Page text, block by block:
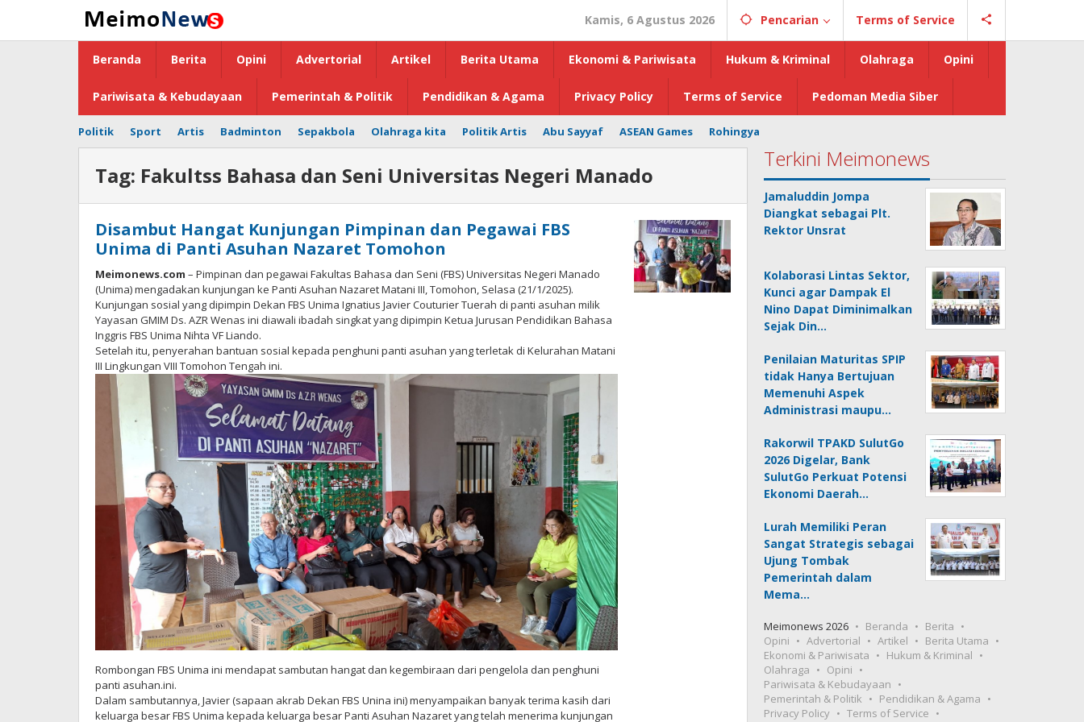
konten
Kamis, 6 Agustus 2026 Pencarian Terms of Service
Beranda Berita Opini Advertorial Artikel Berita Utama Ekonomi & Pariwisata Hukum & Kriminal Olahraga Opini
Pariwisata & Kebudayaan Pemerintah & Politik Pendidikan & Agama Privacy Policy Terms of Service Pedoman Media Siber
Politik Sport Artis Badminton Sepakbola Olahraga kita Politik Artis Abu Sayyaf ASEAN Games Rohingya
Tag: Fakultss Bahasa dan Seni Universitas Negeri Manado
Disambut Hangat Kunjungan Pimpinan dan Pegawai FBS
Unima di Panti Asuhan Nazaret Tomohon
Meimonews.com – Pimpinan dan pegawai Fakultas Bahasa dan Seni (FBS) Universitas Negeri Manado
(Unima) mengadakan kunjungan ke Panti Asuhan Nazaret Matani III, Tomohon, Selasa (21/1/2025).
Kunjungan sosial yang dipimpin Dekan FBS Unima Ignatius Javier Couturier Tuerah di panti asuhan milik
Yayasan GMIM Ds. AZR Wenas ini diawali ibadah singkat yang dipimpin Ketua Jurusan Pendidikan Bahasa
Inggris FBS Unima Nihta VF Liando.
Setelah itu, penyerahan bantuan sosial kepada penghuni panti asuhan yang terletak di Kelurahan Matani
III Lingkungan VIII Tomohon Tengah ini.
Rombongan FBS Unima ini mendapat sambutan hangat dan kegembiraan dari pengelola dan penghuni
panti asuhan.ini.
Dalam sambutannya, Javier (sapaan akrab Dekan FBS Unina ini) menyampaikan banyak terima kasih dari
keluarga besar FBS Unima kepada keluarga besar Panti Asuhan Nazaret yang telah menerima kunjungan
Terkini Meimonews
Jamaluddin Jompa
Diangkat sebagai Plt.
Rektor Unsrat
Kolaborasi Lintas Sektor,
Kunci agar Dampak El
Nino Dapat Diminimalkan
Sejak Din…
Penilaian Maturitas SPIP
tidak Hanya Bertujuan
Memenuhi Aspek
Administrasi maupu…
Rakorwil TPAKD SulutGo
2026 Digelar, Bank
SulutGo Perkuat Potensi
Ekonomi Daerah…
Lurah Memiliki Peran
Sangat Strategis sebagai
Ujung Tombak
Pemerintah dalam
Mema…
Meimonews 2026 Beranda
Berita
Opini
Advertorial Artikel
Berita Utama
Ekonomi & Pariwisata
Hukum & Kriminal
Olahraga
Opini
Pariwisata & Kebudayaan
Pemerintah & Politik
Pendidikan & Agama
Privacy Policy
Terms of Service